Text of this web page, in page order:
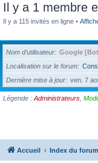
Il y a 1 membre
Il y a 115 invités en ligne •
Nom d’utilisateur
Google
Localisation sur le forum
Dernière mise à jour
ven. 7
Légende : Administrateurs
Accueil Index du forum